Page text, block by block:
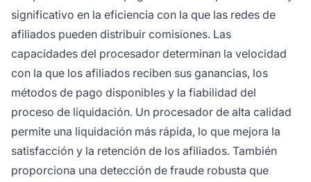
significativo en la eficiencia con la que las redes de
afiliados pueden distribuir comisiones. Las
capacidades del procesador determinan la velocidad
con la que los afiliados reciben sus ganancias, los
métodos de pago disponibles y la fiabilidad del
proceso de liquidación. Un procesador de alta calidad
permite una liquidación más rápida, lo que mejora la
satisfacción y la retención de los afiliados. También
proporciona una detección de fraude robusta que